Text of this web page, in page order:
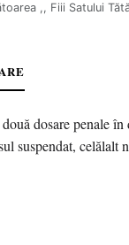
,, Fiii Satului